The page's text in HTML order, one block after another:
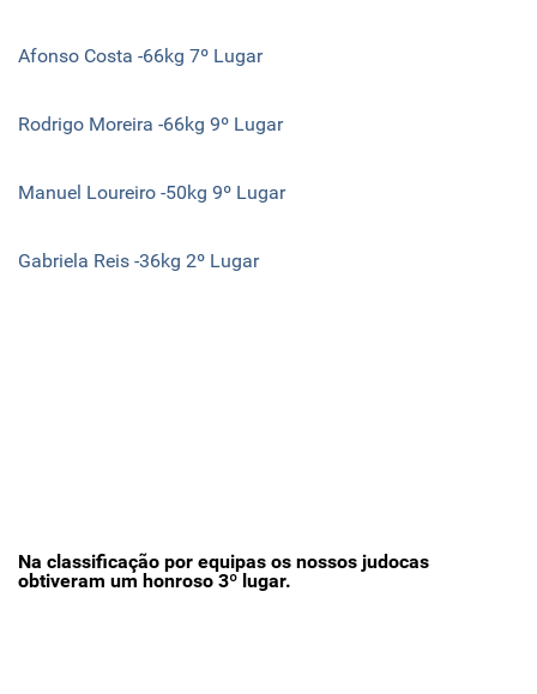
Afonso Costa -66kg 7º Lugar
Rodrigo Moreira -66kg 9º Lugar
Manuel Loureiro -50kg 9º Lugar
Gabriela Reis -36kg 2º Lugar
Na classificação por equipas os nossos judocas
obtiveram um honroso 3º lugar.